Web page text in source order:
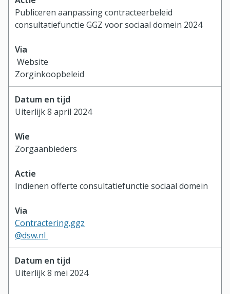
Publiceren aanpassing contracteerbeleid
consultatiefunctie GGZ voor sociaal domein 2024
Website
Zorginkoopbeleid
Uiterlijk 8 april 2024
Zorgaanbieders
Indienen offerte consultatiefunctie sociaal domein
Contractering.ggz
@dsw.nl
Uiterlijk 8 mei 2024